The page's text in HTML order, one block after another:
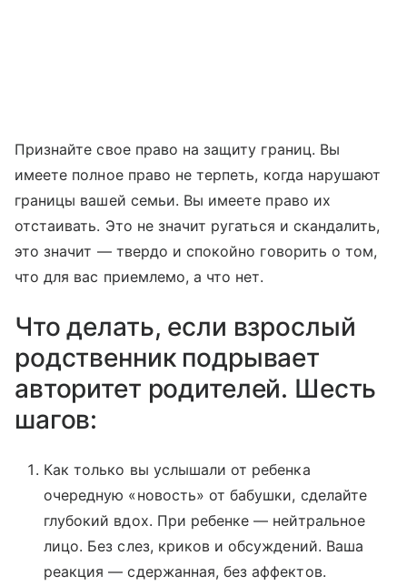
Признайте свое право на защиту границ. Вы
имеете полное право не терпеть, когда нарушают
границы вашей семьи. Вы имеете право их
отстаивать. Это не значит ругаться и скандалить,
это значит — твердо и спокойно говорить о том,
что для вас приемлемо, а что нет.
Что делать, если взрослый
родственник подрывает
авторитет родителей. Шесть
шагов:
Как только вы услышали от ребенка
очередную «новость» от бабушки, сделайте
глубокий вдох. При ребенке — нейтральное
лицо. Без слез, криков и обсуждений. Ваша
реакция — сдержанная, без аффектов.